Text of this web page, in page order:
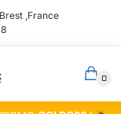
,France
0